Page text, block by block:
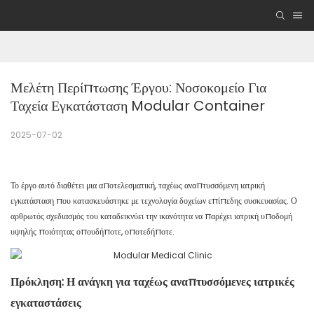
Μελέτη Περίπτωσης Έργου: Νοσοκομείο Για
Ταχεία Εγκατάσταση Modular Container
2025-07-02
Το έργο αυτό διαθέτει μια αποτελεσματική, ταχέως αναπτυσσόμενη ιατρική
εγκατάσταση που κατασκευάστηκε με τεχνολογία δοχείων επίπεδης συσκευασίας. Ο
αρθρωτός σχεδιασμός του καταδεικνύει την ικανότητα να παρέχει ιατρική υποδομή
υψηλής ποιότητας οπουδήποτε, οποτεδήποτε.
Πρόκληση: Η ανάγκη για ταχέως αναπτυσσόμενες ιατρικές
εγκαταστάσεις